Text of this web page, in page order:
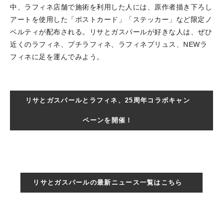
中、ラフィネ店舗で施術を利用した人には、原作者描き下ろし
アートを使用した「ポストカード」「ステッカー」など限定ノ
ベルティが配布される。リサとガスパールが好きな人は、ぜひ
近くのラフィネ、プチラフィネ、ラフィネプリュス、NEWラ
フィネに足を運んでみよう。
リサとガスパールとラフィネ、25周年コラボキャン
ペーンを開催！
リサとガスパールの最新ニュース一覧はこちら